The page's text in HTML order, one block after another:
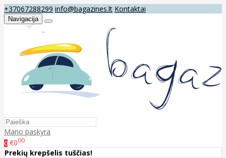
+37067288299 info@bagazines.lt Kontaktai
Navigacija
Mano paskyra
0 €000
Prekių krepšelis tuščias!